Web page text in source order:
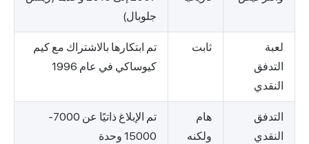
جلوبال)
لعبة
التدفق
النقدي
ثابت
تم ابتكارها بالاشتراك مع كيم
كيوساكي في عام 1996
التدفق
النقدي
هام
ولكنه
تم الإبلاغ ذاتيًا عن 7000-
15000 وحدة